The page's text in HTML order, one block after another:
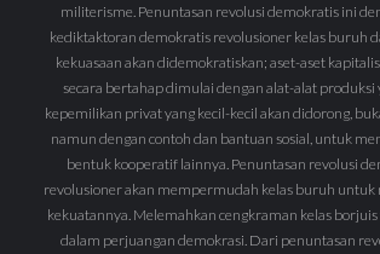
militerisme. Penuntasan revolusi demokratis ini
kediktaktoran demokratis revolusioner kelas buruh
kekuasaan akan didemokratiskan; aset-aset
secara bertahap dimulai dengan alat-alat produksi
kepemilikan privat yang kecil-kecil akan didorong,
namun dengan contoh dan bantuan sosial, untuk
bentuk kooperatif lainnya. Penuntasan revolusi
revolusioner akan mempermudah kelas buruh untuk
kekuatannya. Melemahkan cengkraman kelas borjuis
dalam perjuangan demokrasi. Dari penuntasan